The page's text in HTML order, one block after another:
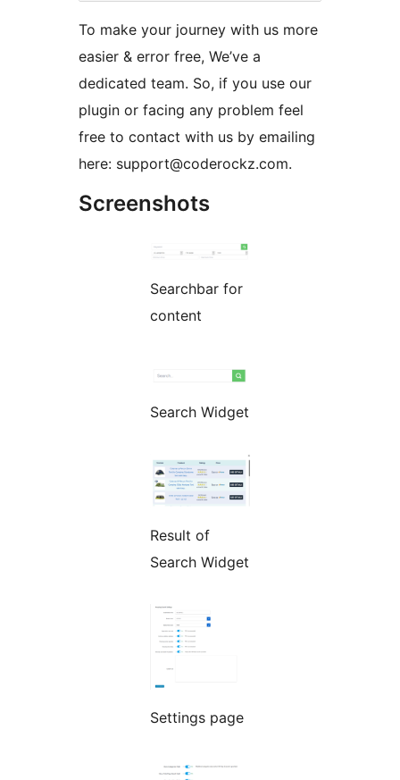
To make your journey with us more
easier & error free, We’ve a
dedicated team. So, if you use our
plugin or facing any problem feel
free to contact with us by emailing
here: support@coderockz.com.
Screenshots
Searchbar for
content
Search Widget
Result of
Search Widget
Settings page